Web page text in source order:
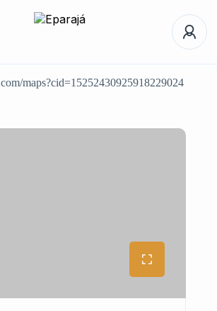
maps?cid=15252430925918229024